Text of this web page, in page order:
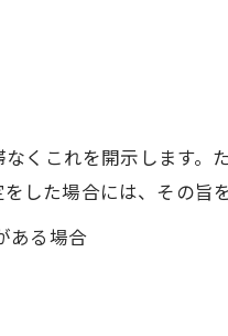
くこれを開示します。
した場合には、その旨
ある場合